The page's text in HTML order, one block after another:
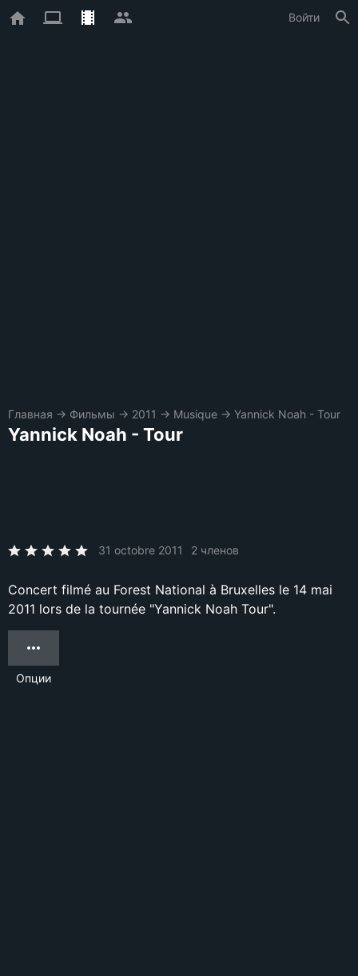
Войти
Главная → Фильмы → 2011 → Musique → Yannick Noah - Tour
Yannick Noah - Tour
31 octobre 2011 2 членов
Concert filmé au Forest National à Bruxelles le 14 mai
2011 lors de la tournée "Yannick Noah Tour".
Опции